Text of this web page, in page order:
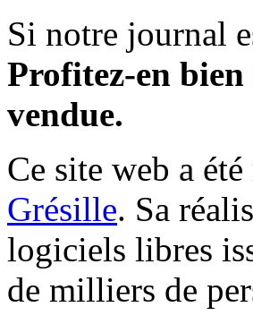
Si notre journal
Profitez-en bien
vendue.
Ce site web a
Grésille. Sa
logiciels libres
de milliers de